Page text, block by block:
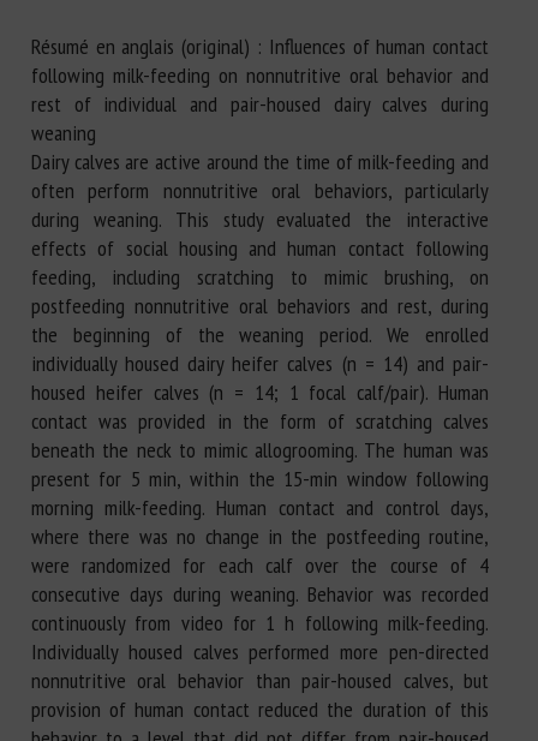
Résumé en anglais (original) : Influences of human contact
following milk-feeding on nonnutritive oral behavior and
rest of individual and pair-housed dairy calves during
weaning
Dairy calves are active around the time of milk-feeding and
often perform nonnutritive oral behaviors, particularly
during weaning. This study evaluated the interactive
effects of social housing and human contact following
feeding, including scratching to mimic brushing, on
postfeeding nonnutritive oral behaviors and rest, during
the beginning of the weaning period. We enrolled
individually housed dairy heifer calves (n = 14) and pair-
housed heifer calves (n = 14; 1 focal calf/pair). Human
contact was provided in the form of scratching calves
beneath the neck to mimic allogrooming. The human was
present for 5 min, within the 15-min window following
morning milk-feeding. Human contact and control days,
where there was no change in the postfeeding routine,
were randomized for each calf over the course of 4
consecutive days during weaning. Behavior was recorded
continuously from video for 1 h following milk-feeding.
Individually housed calves performed more pen-directed
nonnutritive oral behavior than pair-housed calves, but
provision of human contact reduced the duration of this